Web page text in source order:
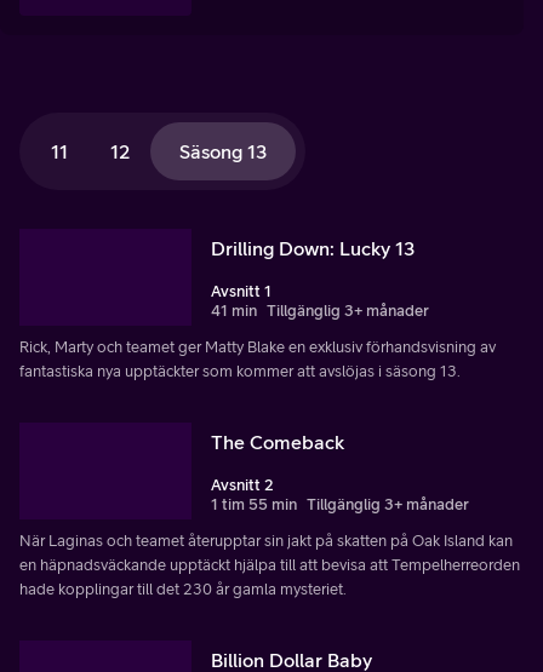
11 12 Säsong 13
Drilling Down: Lucky 13
Avsnitt 1
41 min Tillgänglig 3+ månader
Rick, Marty och teamet ger Matty Blake en exklusiv förhandsvisning av
fantastiska nya upptäckter som kommer att avslöjas i säsong 13.
The Comeback
Avsnitt 2
1 tim 55 min Tillgänglig 3+ månader
När Laginas och teamet återupptar sin jakt på skatten på Oak Island kan
en häpnadsväckande upptäckt hjälpa till att bevisa att Tempelherreorden
hade kopplingar till det 230 år gamla mysteriet.
Billion Dollar Baby